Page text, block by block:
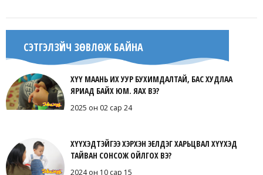
СЭТГЭЛЗҮЙЧ ЗӨВЛӨЖ БАЙНА
ХҮҮ МААНЬ ИХ УУР БУХИМДАЛТАЙ, БАС ХУДЛАА
ЯРИАД БАЙХ ЮМ. ЯАХ ВЭ?
2025 он 02 сар 24
ХҮҮХЭДТЭЙГЭЭ ХЭРХЭН ЭЕЛДЭГ ХАРЬЦВАЛ ХҮҮХЭД
ТАЙВАН СОНСОЖ ОЙЛГОХ ВЭ?
2024 он 10 сар 15